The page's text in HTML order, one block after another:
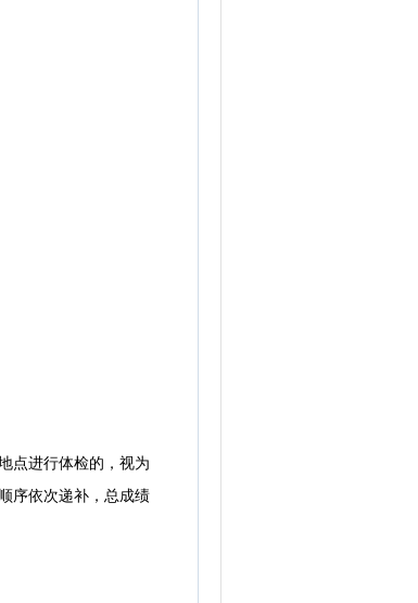
点进行体检的，视为
序依次递补，总成绩